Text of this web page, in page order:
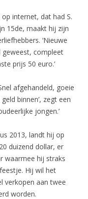
internet, dat had S.
15de, maakt hij zijn
‘Nieuwe
geweest, compleet
prijs 50 euro.’
afgehandeld, goeie
binnen’, zegt een
jongen.’
2013, landt hij op
duizend dollar, er
waarmee hij straks
Hij wil het
verkopen aan twee
worden.